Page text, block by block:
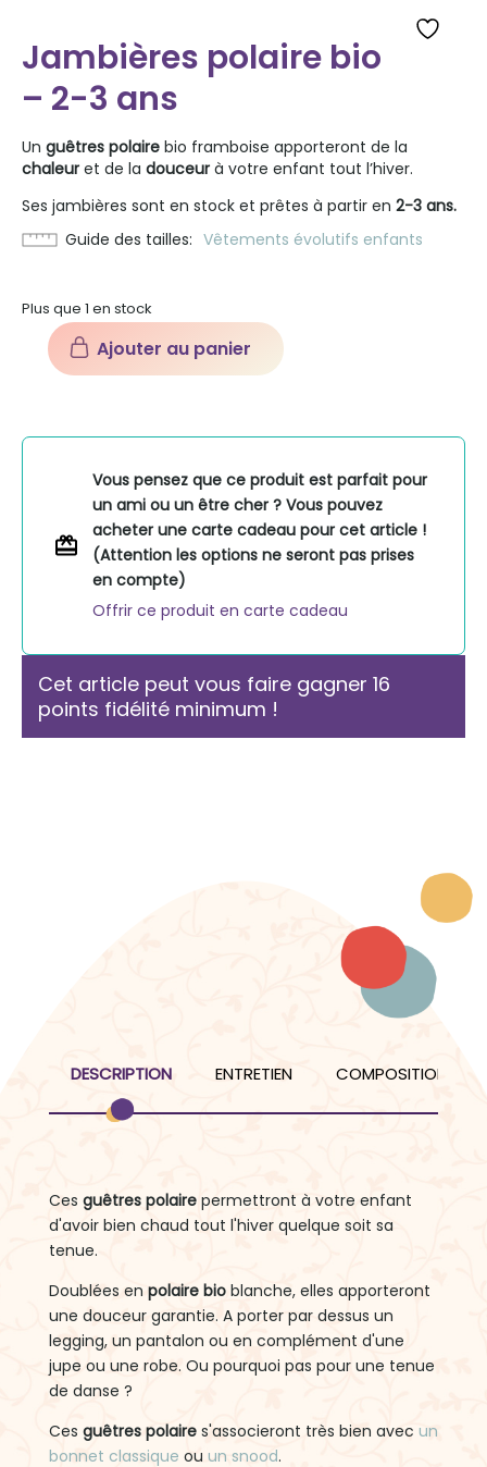
Jambières polaire bio
– 2-3 ans
Un guêtres polaire bio framboise apporteront de la
chaleur et de la douceur à votre enfant tout l’hiver.
Ses jambières sont en stock et prêtes à partir en 2-3 ans.
Guide des tailles
Vêtements évolutifs enfants
Plus que 1 en stock
quantité
polaire
Ajouter au panier
Vous pensez que ce produit est parfait pour
un ami ou un être cher ? Vous pouvez
acheter une carte cadeau pour cet article !
(Attention les options ne seront pas prises
en compte)
Offrir ce produit en carte cadeau
Cet article peut vous faire gagner 16
points fidélité minimum !
DESCRIPTION ENTRETIEN COMPOSITION
Ces guêtres polaire permettront à votre enfant
d'avoir bien chaud tout l'hiver quelque soit sa
tenue.
Doublées en polaire bio blanche, elles apporteront
une douceur garantie. A porter par dessus un
legging, un pantalon ou en complément d'une
jupe ou une robe. Ou pourquoi pas pour une tenue
de danse ?
Ces guêtres polaires'associeront très bien avec un
bonnet classique ou un snood.